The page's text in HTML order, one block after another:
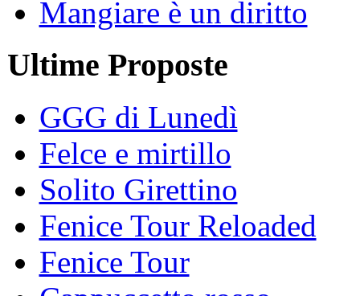
Mangiare è un diritto
Ultime Proposte
GGG di Lunedì
Felce e mirtillo
Solito Girettino
Fenice Tour Reloaded
Fenice Tour